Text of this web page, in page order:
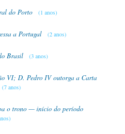
do Porto (1 anos)
a Portugal (2 anos)
Brasil (3 anos)
VI; D. Pedro IV outorga a Carta
(7 anos)
o trono — início do período